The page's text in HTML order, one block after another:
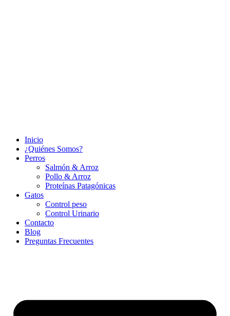
Inicio
¿Quiénes Somos?
Perros
Salmón & Arroz
Pollo & Arroz
Proteínas Patagónicas
Gatos
Control peso
Control Urinario
Contacto
Blog
Preguntas Frecuentes